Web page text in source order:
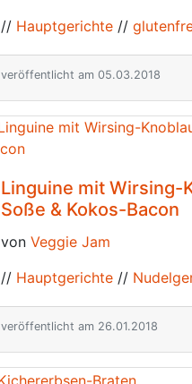
// Hauptgerichte //
veröffentlicht am 05.03.2018
Linguine mit Wirsing-
Soße & Kokos-Bacon
von Veggie Jam
// Hauptgerichte //
veröffentlicht am 26.01.2018